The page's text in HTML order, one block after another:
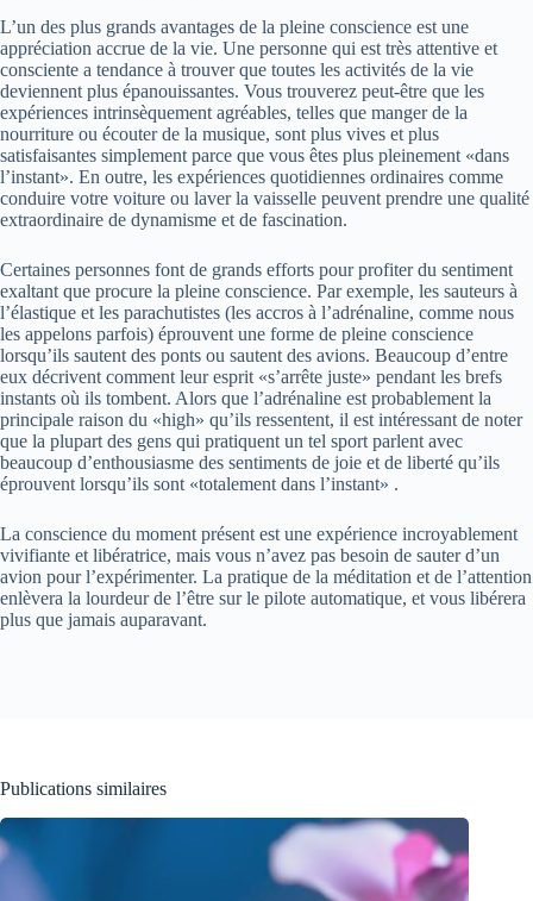
L’un des plus grands avantages de la pleine conscience est une
appréciation accrue de la vie. Une personne qui est très attentive et
consciente a tendance à trouver que toutes les activités de la vie
deviennent plus épanouissantes. Vous trouverez peut-être que les
expériences intrinsèquement agréables, telles que manger de la
nourriture ou écouter de la musique, sont plus vives et plus
satisfaisantes simplement parce que vous êtes plus pleinement «dans
l’instant». En outre, les expériences quotidiennes ordinaires comme
conduire votre voiture ou laver la vaisselle peuvent prendre une qualité
extraordinaire de dynamisme et de fascination.
Certaines personnes font de grands efforts pour profiter du sentiment
exaltant que procure la pleine conscience. Par exemple, les sauteurs à
l’élastique et les parachutistes (les accros à l’adrénaline, comme nous
les appelons parfois) éprouvent une forme de pleine conscience
lorsqu’ils sautent des ponts ou sautent des avions. Beaucoup d’entre
eux décrivent comment leur esprit «s’arrête juste» pendant les brefs
instants où ils tombent. Alors que l’adrénaline est probablement la
principale raison du «high» qu’ils ressentent, il est intéressant de noter
que la plupart des gens qui pratiquent un tel sport parlent avec
beaucoup d’enthousiasme des sentiments de joie et de liberté qu’ils
éprouvent lorsqu’ils sont «totalement dans l’instant» .
La conscience du moment présent est une expérience incroyablement
vivifiante et libératrice, mais vous n’avez pas besoin de sauter d’un
avion pour l’expérimenter. La pratique de la méditation et de l’attention
enlèvera la lourdeur de l’être sur le pilote automatique, et vous libérera
plus que jamais auparavant.
Publications similaires